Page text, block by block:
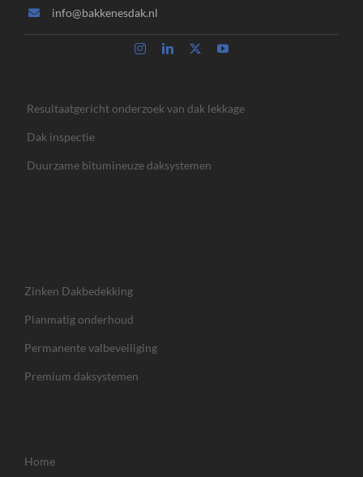
info@bakkenesdak.nl
Resultaatgericht onderzoek van dak lekkage
Dak inspectie
Duurzame bitumineuze daksystemen
Zinken Dakbedekking
Planmatig onderhoud
Permanente valbeveiliging
Premium daksystemen
Home